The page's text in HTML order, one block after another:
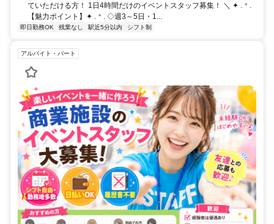
ていただける方！ 1日4時間だけのイベントスタッフ募集！ ＼ ✦ . ⁺ .
【魅力ポイント】✦ . ⁺ . ◇週3～5日・1...
即日勤務OK 残業なし 駅近5分以内 シフト制
アルバイト・パート